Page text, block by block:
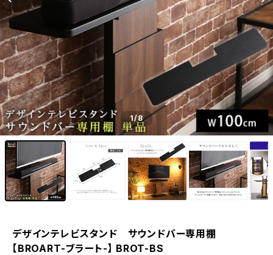
1/8
デザインテレビスタンド サウンドバー専用棚
【BROART-ブラート-】 BROT-BS